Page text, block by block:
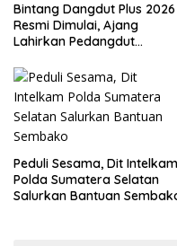
Bintang Dangdut Plus 2026
Resmi Dimulai, Ajang
Lahirkan Pedangdut
Lestarikan Budaya
Peduli Sesama, Dit Intelkam
Polda Sumatera Selatan
Salurkan Bantuan